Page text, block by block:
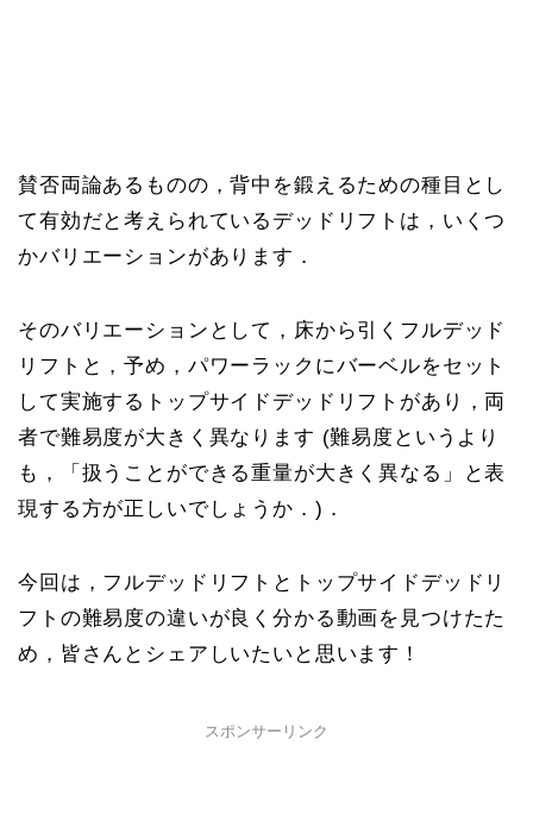
賛否両論あるものの，背中を鍛えるための種目とし
て有効だと考えられているデッドリフトは，いくつ
かバリエーションがあります．
そのバリエーションとして，床から引くフルデッド
リフトと，予め，パワーラックにバーベルをセット
して実施するトップサイドデッドリフトがあり，両
者で難易度が大きく異なります (難易度というより
も，「扱うことができる重量が大きく異なる」と表
現する方が正しいでしょうか．)．
今回は，フルデッドリフトとトップサイドデッドリ
フトの難易度の違いが良く分かる動画を見つけたた
め，皆さんとシェアしいたいと思います！
スポンサーリンク